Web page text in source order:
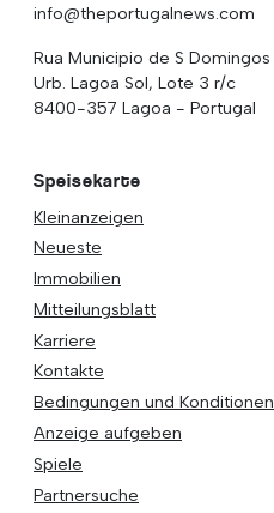
info@theportugalnews.com
Rua Municipio de S Domingos
Urb. Lagoa Sol, Lote 3 r/c
8400-357 Lagoa - Portugal
Speisekarte
Kleinanzeigen
Neueste
Immobilien
Mitteilungsblatt
Karriere
Kontakte
Bedingungen und Konditionen
Anzeige aufgeben
Spiele
Partnersuche